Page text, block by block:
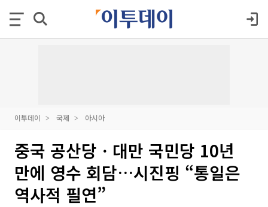
이투데이 국제 아시아
중국 공산당ㆍ대만 국민당 10년
만에 영수 회담…시진핑 “통일은
역사적 필연”